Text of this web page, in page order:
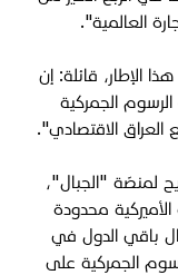
العالمية".
الإطار، قائلة: إن
الرسوم الجمركية
لمنصّة "الجبال"،
الأميركية محدودة
باقي الدول في
الجمركية على